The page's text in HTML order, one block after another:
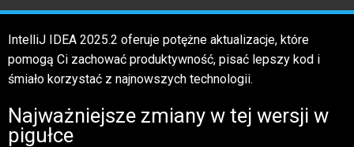
to
content
IntelliJ IDEA 2025.2 oferuje potężne aktualizacje, które
pomogą Ci zachować produktywność, pisać lepszy kod i
śmiało korzystać z najnowszych technologii.
Najważniejsze zmiany w tej wersji w
pigułce